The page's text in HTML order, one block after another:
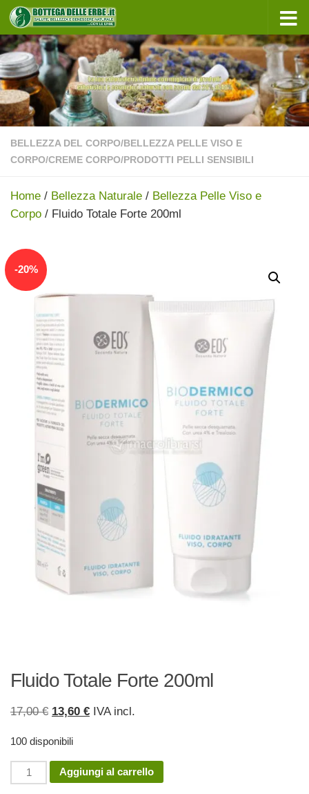
Sotto il contenuto
BELLEZZA DEL CORPO/BELLEZZA PELLE VISO E
CORPO/CREME CORPO/PRODOTTI PELLI SENSIBILI
Home / Bellezza Naturale / Bellezza Pelle Viso e
Corpo / Fluido Totale Forte 200ml
-20%
Fluido Totale Forte 200ml
17,00€ Il
originale
era:
17,00 €.
13,60 €Il
è:
13,60 €.
IVA incl.
100 disponibili
Fluido
Totale
Aggiungi al carrello